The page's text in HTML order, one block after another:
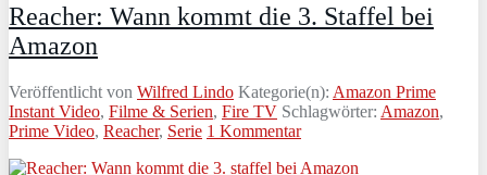
Reacher: Wann kommt die 3. Staffel bei
Amazon
Veröffentlicht von Wilfred Lindo Kategorie(n): Amazon Prime
Instant Video, Filme & Serien, Fire TV Schlagwörter: Amazon,
Prime Video, Reacher, Serie 1 Kommentar